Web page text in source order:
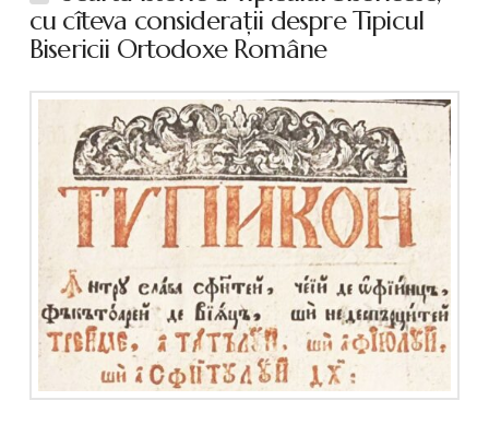
cu cîteva consideraţii despre Tipicul
Bisericii Ortodoxe Române